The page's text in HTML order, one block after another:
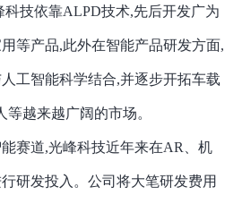
科技依靠ALPD技术,先后开发广为
等产品,此外在智能产品研发方面,
工智能科学结合,并逐步开拓车载
越来越广阔的市场。
赛道,光峰科技近年来在AR、机
研发投入。公司将大笔研发费用